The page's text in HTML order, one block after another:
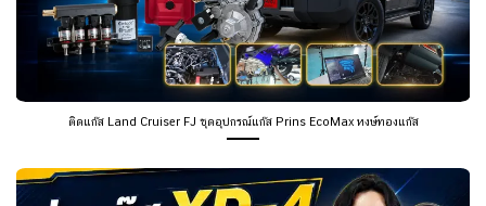
ติดแก๊ส Land Cruiser FJ ชุดอุปกรณ์แก๊ส Prins EcoMax หงษ์ทองแก๊ส